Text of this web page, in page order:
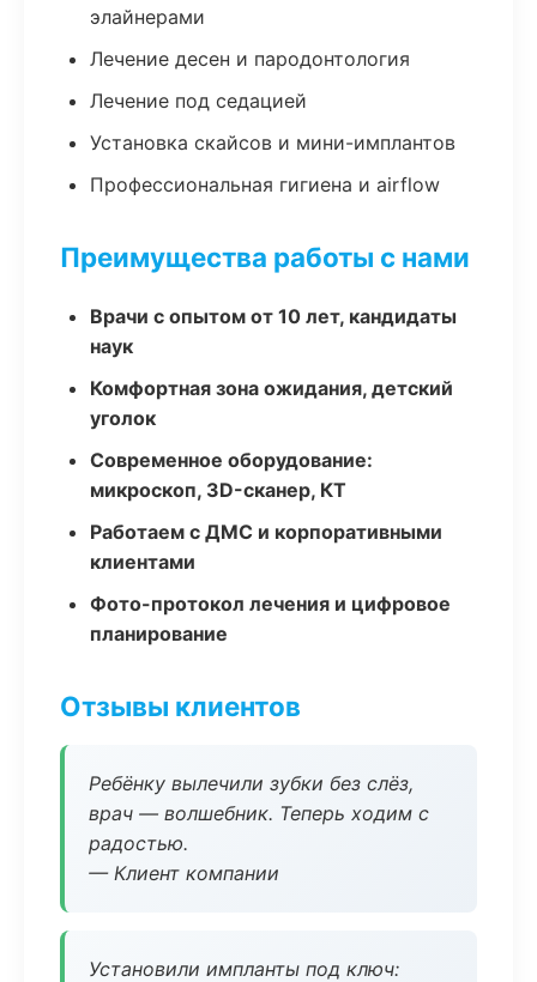
элайнерами
Лечение десен и пародонтология
Лечение под седацией
Установка скайсов и мини-имплантов
Профессиональная гигиена и airflow
Преимущества работы с нами
Врачи с опытом от 10 лет, кандидаты
наук
Комфортная зона ожидания, детский
уголок
Современное оборудование:
микроскоп, 3D-сканер, КТ
Работаем с ДМС и корпоративными
клиентами
Фото-протокол лечения и цифровое
планирование
Отзывы клиентов
Ребёнку вылечили зубки без слёз,
врач — волшебник. Теперь ходим с
радостью.
— Клиент компании
Установили импланты под ключ: